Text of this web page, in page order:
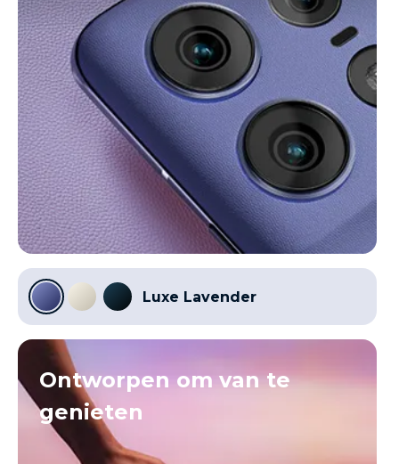
Luxe Lavender
Ontworpen om van te
genieten